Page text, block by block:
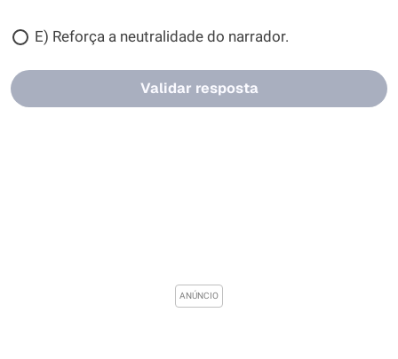
E) Reforça a neutralidade do narrador.
Validar resposta